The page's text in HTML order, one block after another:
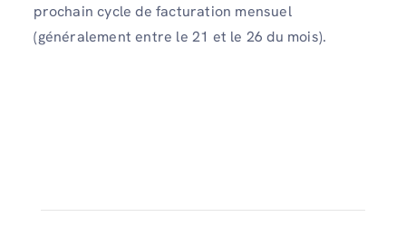
prochain cycle de facturation mensuel
(généralement entre le 21 et le 26 du mois).